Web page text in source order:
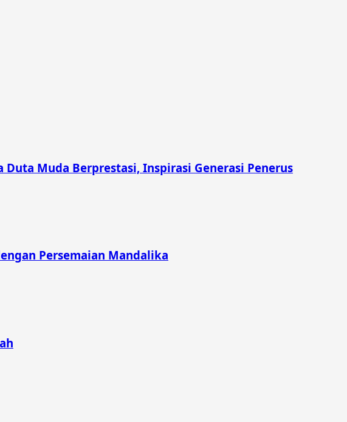
Muda Berprestasi, Inspirasi Generasi Penerus
Persemaian Mandalika